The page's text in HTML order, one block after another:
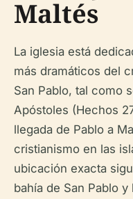
Maltés
La iglesia está
más dramáticos del
San Pablo, tal como
Apóstoles (Hechos
llegada de Pablo a
cristianismo en las
ubicación exacta
bahía de San Pablo